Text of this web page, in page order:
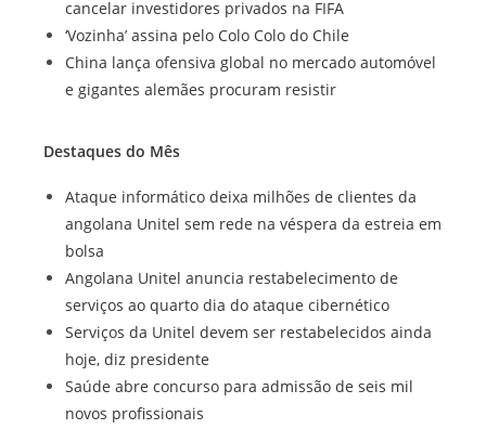
cancelar investidores privados na FIFA
‘Vozinha’ assina pelo Colo Colo do Chile
China lança ofensiva global no mercado automóvel
e gigantes alemães procuram resistir
Destaques do Mês
Ataque informático deixa milhões de clientes da
angolana Unitel sem rede na véspera da estreia em
bolsa
Angolana Unitel anuncia restabelecimento de
serviços ao quarto dia do ataque cibernético
Serviços da Unitel devem ser restabelecidos ainda
hoje, diz presidente
Saúde abre concurso para admissão de seis mil
novos profissionais